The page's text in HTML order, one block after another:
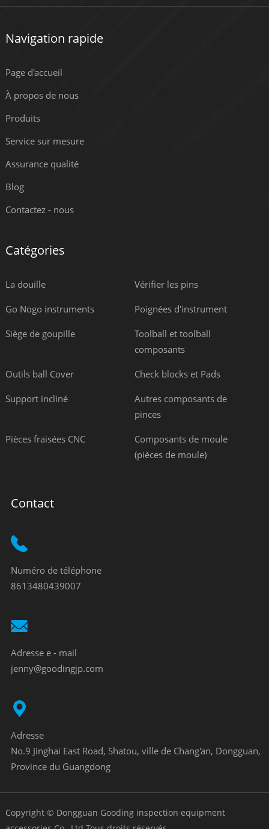
Navigation rapide
Page d'accueil
À propos de nous
Produits
Service sur mesure
Assurance qualité
Blog
Contactez - nous
Catégories
La douille Vérifier les pins
Go Nogo instruments Poignées d'instrument
Siège de goupille
Toolball et toolball
composants
Outils ball Cover Check blocks et Pads
Support incliné
Autres composants de
pinces
Pièces fraisées CNC
Composants de moule
(pièces de moule)
Contact
Numéro de téléphone
8613480439007
Adresse e - mail
jenny@goodingjp.com
Adresse
No.9 Jinghai East Road, Shatou, ville de Chang'an, Dongguan,
Province du Guangdong
Copyright © Dongguan Gooding inspection equipment